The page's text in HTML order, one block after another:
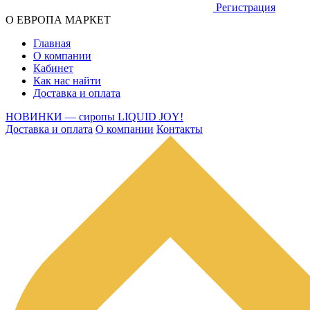
Регистрация
О ЕВРОПА МАРКЕТ
Главная
О компании
Кабинет
Как нас найти
Доставка и оплата
НОВИНКИ — сиропы LIQUID JOY!
Доставка и оплата О компании Контакты